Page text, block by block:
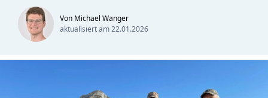
Von Michael Wanger
aktualisiert am22.01.2026